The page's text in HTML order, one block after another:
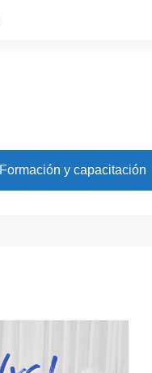
Formación y capacitación